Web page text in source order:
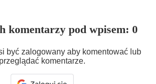
komentarzy pod wpisem: 0
być zalogowany aby komentować lub
przeglądać komentarze.